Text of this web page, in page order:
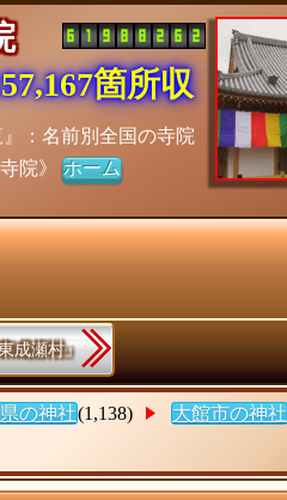
箇所収
：名前別全国の寺院
院》ホーム
成瀬村』
の神社(1,138) 大館市の神社